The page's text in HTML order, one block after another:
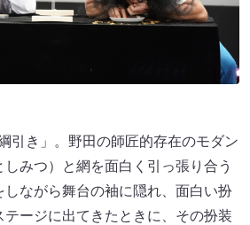
引き」。野田の師匠的存在のモダン
みつ）と網を面白く引っ張り合う
ながら舞台の袖に隠れ、面白い扮
ージに出てきたときに、その扮装